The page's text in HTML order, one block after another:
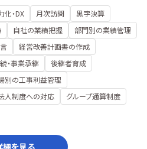
・DX 月次訪問
黒字決算
自社の業績把握
部門別の業績管理
経営改善計画書の作成
・事業承継
後継者育成
別の工事利益管理
人制度への対応
グループ通算制度